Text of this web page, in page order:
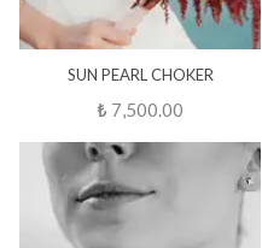
SUN PEARL CHOKER
₺ 7,500.00